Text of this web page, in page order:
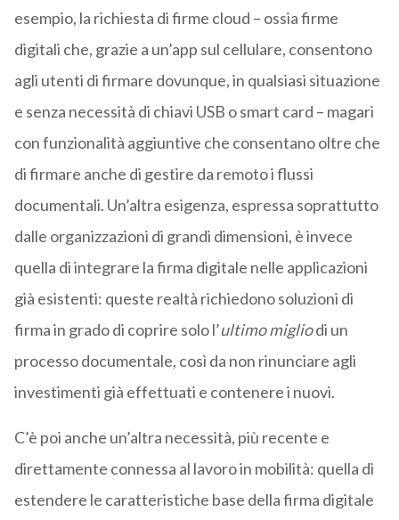
esempio, la richiesta di firme cloud – ossia firme
digitali che, grazie a un’app sul cellulare, consentono
agli utenti di firmare dovunque, in qualsiasi situazione
e senza necessità di chiavi USB o smart card – magari
con funzionalità aggiuntive che consentano oltre che
di firmare anche di gestire da remoto i flussi
documentali. Un’altra esigenza, espressa soprattutto
dalle organizzazioni di grandi dimensioni, è invece
quella di integrare la firma digitale nelle applicazioni
già esistenti: queste realtà richiedono soluzioni di
firma in grado di coprire solo l’ultimo migliodi un
processo documentale, così da non rinunciare agli
investimenti già effettuati e contenere i nuovi.
C’è poi anche un’altra necessità, più recente e
direttamente connessa al lavoro in mobilità: quella di
estendere le caratteristiche base della firma digitale